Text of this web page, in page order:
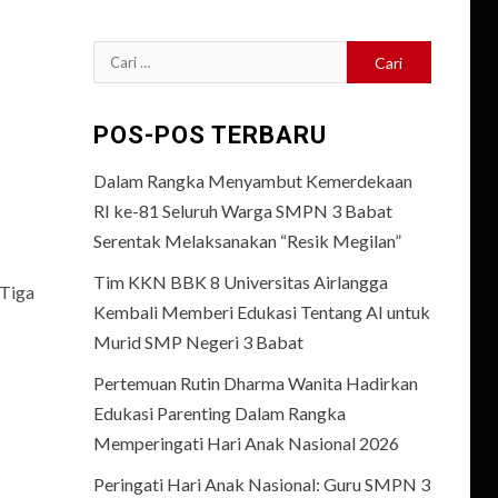
Cari
untuk:
POS-POS TERBARU
Dalam Rangka Menyambut Kemerdekaan
RI ke-81 Seluruh Warga SMPN 3 Babat
Serentak Melaksanakan “Resik Megilan”
Tim KKN BBK 8 Universitas Airlangga
Kembali Memberi Edukasi Tentang AI untuk
Murid SMP Negeri 3 Babat
Pertemuan Rutin Dharma Wanita Hadirkan
Edukasi Parenting Dalam Rangka
Memperingati Hari Anak Nasional 2026
Peringati Hari Anak Nasional: Guru SMPN 3